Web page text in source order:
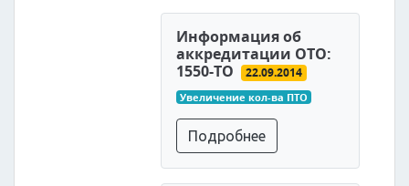
Информация об
аккредитации ОТО:
1550-ТО
22.09.2014
Увеличение кол-ва ПТО
Подробнее